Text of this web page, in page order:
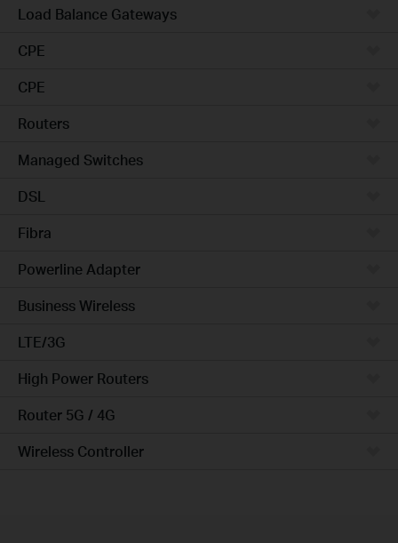
Load Balance Gateways
CPE
CPE
Routers
Managed Switches
DSL
Fibra
Powerline Adapter
Business Wireless
LTE/3G
High Power Routers
Router 5G / 4G
Wireless Controller